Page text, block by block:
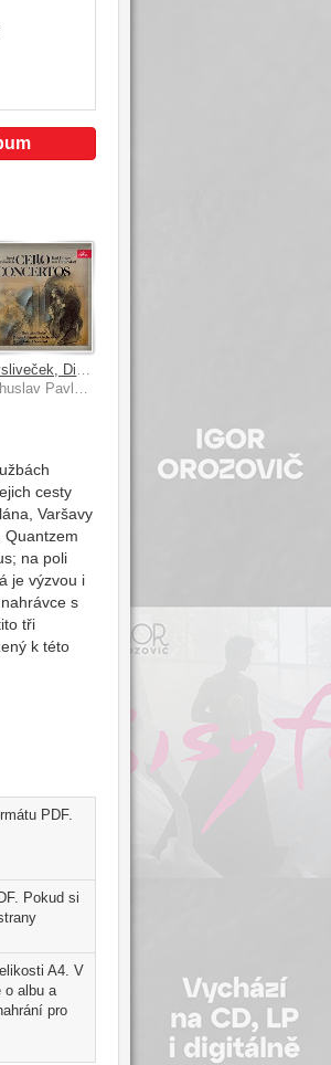
cesty
Varšavy
Quantzem
na poli
je výzvou i
s
tři
k této
PDF.
Pokud si
A4. V
o albu a
pro